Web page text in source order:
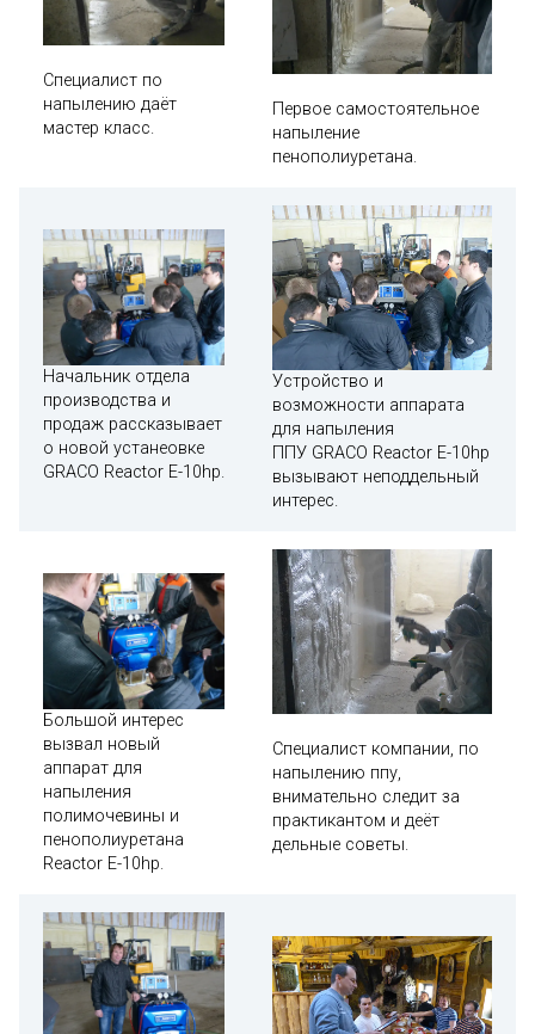
Специалист по
напылению даёт
мастер класс.
Первое самостоятельное
напыление
пенополиуретана.
Начальник отдела
производства и
продаж рассказывает
о новой устанеовке
GRACO Reactor E-10hp.
Устройство и
возможности аппарата
для напыления
ППУ GRACO Reactor E-10hp
вызывают неподдельный
интерес.
Большой интерес
вызвал новый
аппарат для
напыления
полимочевины и
пенополиуретана
Reactor E-10hp.
Специалист компании, по
напылению ппу,
внимательно следит за
практикантом и деёт
дельные советы.